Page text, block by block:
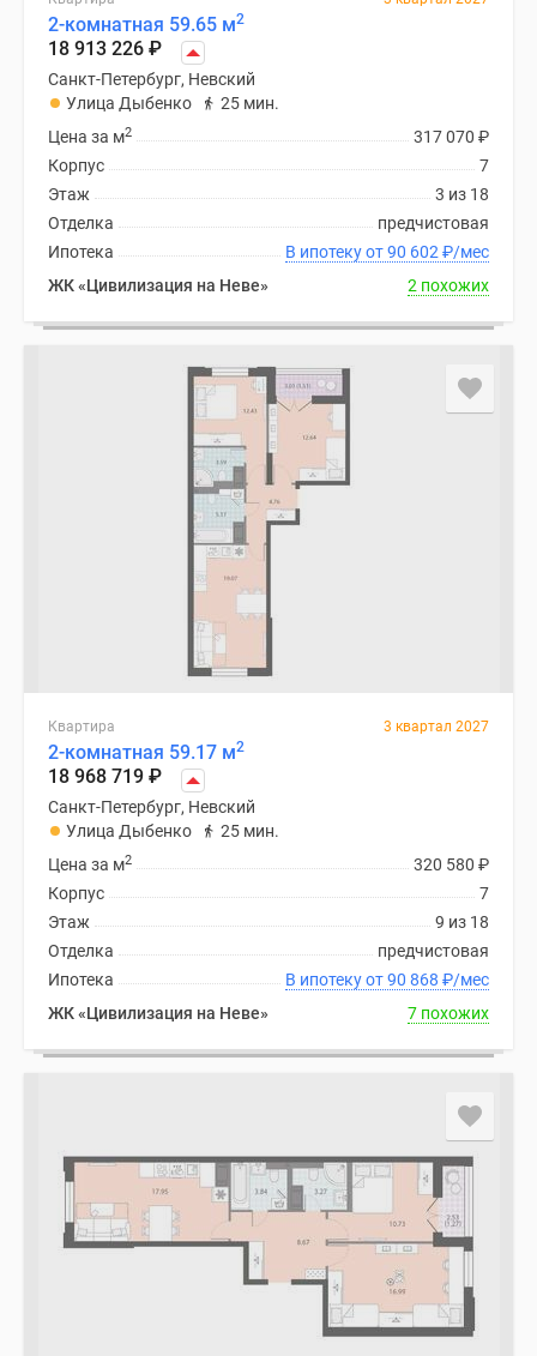
2-комнатная 59.65 м2
18 913 226 ₽
Санкт-Петербург, Невский
Улица Дыбенко
25 мин.
317 070 ₽
Цена за м2
7
Корпус
3 из 18
Этаж
предчистовая
Отделка
В ипотеку от 90 602 ₽/мес
Ипотека
ЖК «Цивилизация на Неве»
2 похожих
Квартира 3 квартал 2027
2-комнатная 59.17 м2
18 968 719 ₽
Санкт-Петербург, Невский
Улица Дыбенко
25 мин.
320 580 ₽
Цена за м2
7
Корпус
9 из 18
Этаж
предчистовая
Отделка
В ипотеку от 90 868 ₽/мес
Ипотека
ЖК «Цивилизация на Неве»
7 похожих